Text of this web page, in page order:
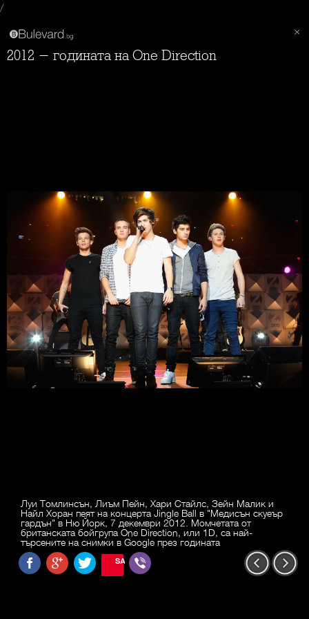
/
2012 - годината на One Direction
Луи Томлинсън, Лиъм Пейн, Хари Стайлс, Зейн Малик и
Найл Хоран пеят на концерта Jingle Ball в "Медисън скуеър
гардън" в Ню Йорк, 7 декември 2012. Момчетата от
британската бойгрупа One Direction, или 1D, са най-
търсените на снимки в Google през годината
SAVE